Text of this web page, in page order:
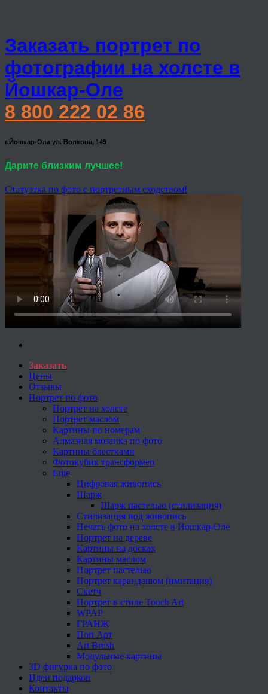
Заказать портрет по
фотографии на холсте в
Йошкар-Оле
8 800 222 02 86
г.Йошкар-Ола ул. Волкова, 149
Дарите близким лучшее!
Статуэтка по фото с портретным сходством!
Заказать
Цены
Отзывы
Портрет по фото
Портрет на холсте
Портрет маслом
Картины по номерам
Алмазная мозаика по фото
Картины блестками
Фотокубик трансформер
Еще
Цифровая живопись
Шарж
Шарж пастелью (стилизация)
Стилизация под живопись
Печать фото на холсте в Йошкар-Оле
Портрет на дереве
Картины на досках
Картины маслом
Портрет пастелью
Портрет карандашом (имитация)
Скетч
Портрет в стиле Touch Art
WPAP
ГРАНЖ
Поп Арт
Art Brush
Модульные картины
3D фигурка по фото
Идеи подарков
Контакты